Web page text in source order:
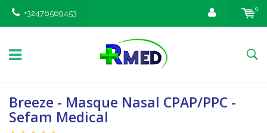
+32476569453
0
Breeze - Masque Nasal CPAP/PPC -
Sefam Medical